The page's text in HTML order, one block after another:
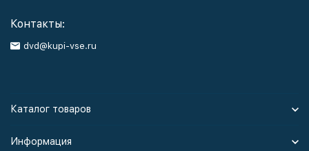
Контакты:
dvd@kupi-vse.ru
Каталог товаров
Информация